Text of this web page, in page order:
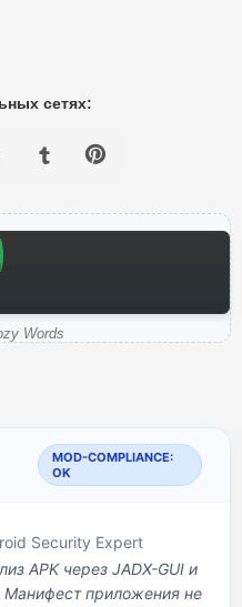
сетях:
Words
MOD-COMPLIANCE:
OK
Security Expert
APK через JADX-GUI и
приложения не